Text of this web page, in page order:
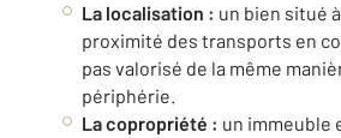
La localisation : un bien situé
proximité des transports en
pas valorisé de la même
périphérie.
La copropriété : un immeuble